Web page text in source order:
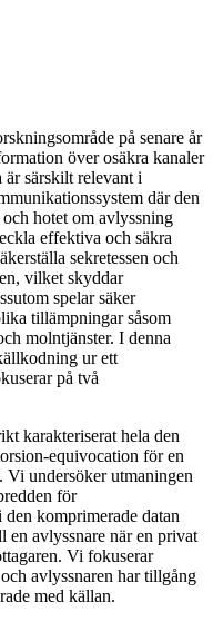
på senare år
över osäkra kanaler
särskilt relevant i
där den
hotet om avlyssning
effektiva och säkra
sekretessen och
vilket skyddar
spelar säker
tillämpningar såsom
molntjänster. I denna
ur ett
på två
karakteriserat hela den
equivocation för en
Vi undersöker utmaningen
för
komprimerade datan
en avlyssnare när en privat
Vi fokuserar
avlyssnaren har tillgång
med källan.